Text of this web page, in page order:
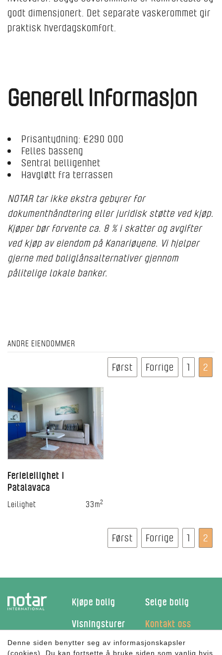
godt dimensjonert. Det separate vaskerommet gir
praktisk hverdagskomfort.
Generell informasjon
Prisantydning: €290 000
Felles basseng
Sentral belligenhet
Havgløtt fra terrassen
NOTAR tar ikke ekstra gebyrer for
dokumenthåndtering eller juridisk støtte ved kjøp.
Kjøper bør forvente ca. 8 % i skatter og avgifter
ved kjøp av eiendom på Kanariøyene. Vi hjelper
gjerne med boliglånsalternativer gjennom
pålitelige lokale banker.
ANDRE EIENDOMMER
Først Forrige 1 2
Ferieleilighet i
Patalavaca
Leilighet 33m2
Først Forrige 1 2
Kjøpe bolig
Selge bolig
Visningsturer
Kontakt oss
Facebook
Denne siden benytter seg av informasjonskapsler
(cookies). Du kan fortsette å bruke siden som vanlig hvis